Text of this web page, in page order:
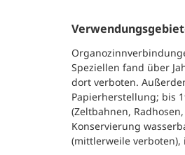
Speziellen fand über
dort verboten.
Papierherstellung; bis
(Zeltbahnen,
Konservierung
(mittlerweile